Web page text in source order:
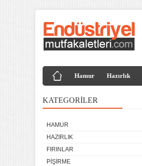
Hamur Hazırlık
KATEGORILER
HAMUR
HAZIRLIK
FIRINLAR
PIŞIRME